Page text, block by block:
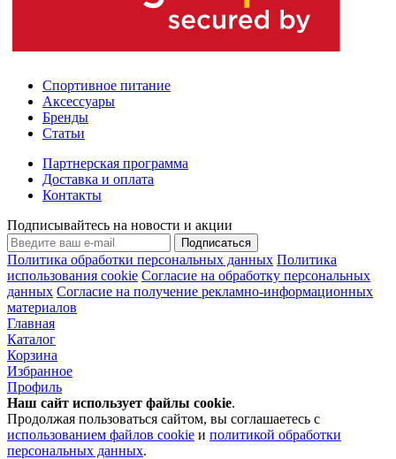
Спортивное питание
Аксессуары
Бренды
Статьи
Партнерская программа
Доставка и оплата
Контакты
Подписывайтесь на новости и акции
Подписаться
Политика обработки персональных данных Политика
использования cookie Согласие на обработку персональных
данных Согласие на получение рекламно-информационных
материалов
Главная
Каталог
Корзина
Избранное
Профиль
Наш сайт использует файлы cookie.
Продолжая пользоваться сайтом, вы соглашаетесь с
использованием файлов cookie и политикой обработки
персональных данных.